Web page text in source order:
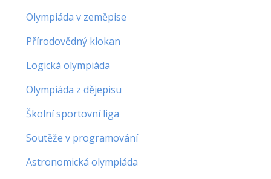
Olympiáda v zeměpise
Přírodovědný klokan
Logická olympiáda
Olympiáda z dějepisu
Školní sportovní liga
Soutěže v programování
Astronomická olympiáda